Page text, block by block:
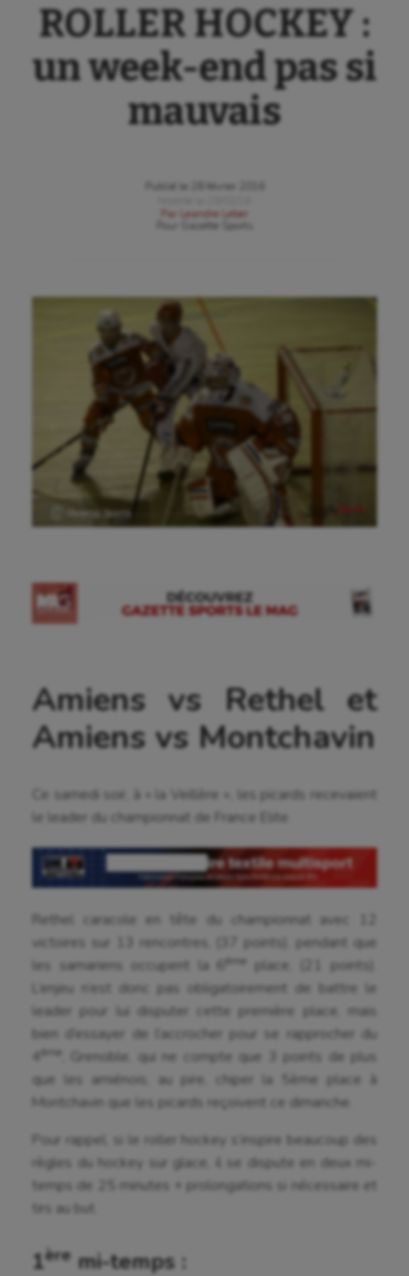
ROLLER HOCKEY :
un week-end pas si
mauvais
Publié le
28 février 2016
Par
Leandre Leber
Gazette Sports
Ⓒ Gazette Sports
Amiens vs Rethel et
Amiens vs Montchavin
Ce samedi soir, à « la Veillère », les picards recevaient
le leader du championnat de France Elite.
Rethel caracole en tête du championnat avec 12
victoires sur 13 rencontres, (37 points), pendant que
les samariens occupent la 6ème
place, (21 points).
L’enjeu n’est donc pas obligatoirement de battre le
leader pour lui disputer cette première place, mais
bien d’essayer de l’accrocher pour se rapprocher du
4 ème
, Grenoble, qui ne compte que 3 points de plus
que les amiénois, au pire, chiper la 5ème place à
Montchavin que les picards reçoivent ce dimanche.
Pour rappel, si le roller hockey s’inspire beaucoup des
règles du hockey sur glace, il se dispute en deux mi-
temps de 25 minutes + prolongations si nécessaire et
tirs au but.
1ère mi-temps :